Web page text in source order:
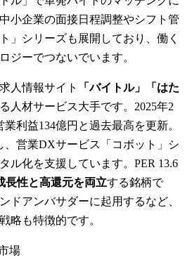
小企業の面接日程調整やシフト管
」シリーズも展開しており、働く
ジーでつないでいます。
人情報サイト
「バイトル」「はた
人材サービス大手です。2025年2
利益134億円と過去最高を更新。
営業DXサービス「コボット」シ
ル化を支援しています。PER 13.6
長性と高還元を両立する銘柄で
ドアンバサダーに起用するなど、
略も特徴的です。
場